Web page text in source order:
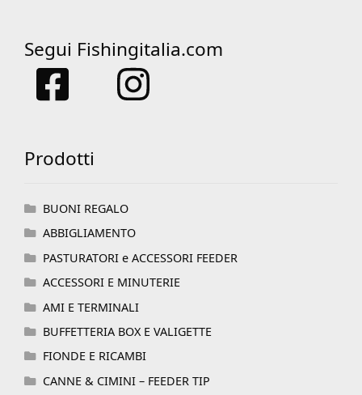
Segui Fishingitalia.com
Prodotti
BUONI REGALO
ABBIGLIAMENTO
PASTURATORI e ACCESSORI FEEDER
ACCESSORI E MINUTERIE
AMI E TERMINALI
BUFFETTERIA BOX E VALIGETTE
FIONDE E RICAMBI
CANNE & CIMINI – FEEDER TIP